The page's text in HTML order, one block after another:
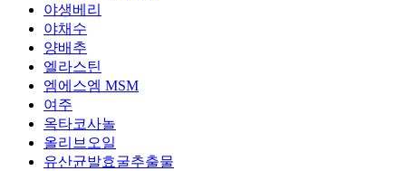
야생베리
야채수
양배추
엘라스틴
엠에스엠 MSM
여주
옥타코사놀
올리브오일
유산균발효굴추출물